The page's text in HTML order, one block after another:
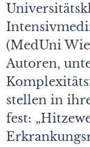
(MedUni
Autoren,
stellen in
fest: